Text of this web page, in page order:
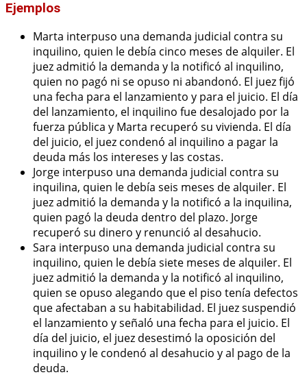
Ejemplos
Marta interpuso una demanda judicial contra su
inquilino, quien le debía cinco meses de alquiler. El
juez admitió la demanda y la notificó al inquilino,
quien no pagó ni se opuso ni abandonó. El juez fijó
una fecha para el lanzamiento y para el juicio. El día
del lanzamiento, el inquilino fue desalojado por la
fuerza pública y Marta recuperó su vivienda. El día
del juicio, el juez condenó al inquilino a pagar la
deuda más los intereses y las costas.
Jorge interpuso una demanda judicial contra su
inquilina, quien le debía seis meses de alquiler. El
juez admitió la demanda y la notificó a la inquilina,
quien pagó la deuda dentro del plazo. Jorge
recuperó su dinero y renunció al desahucio.
Sara interpuso una demanda judicial contra su
inquilino, quien le debía siete meses de alquiler. El
juez admitió la demanda y la notificó al inquilino,
quien se opuso alegando que el piso tenía defectos
que afectaban a su habitabilidad. El juez suspendió
el lanzamiento y señaló una fecha para el juicio. El
día del juicio, el juez desestimó la oposición del
inquilino y le condenó al desahucio y al pago de la
deuda.